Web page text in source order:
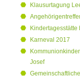
Klausurtagung
Kindertagesstätte
Karneval 2017
Josef